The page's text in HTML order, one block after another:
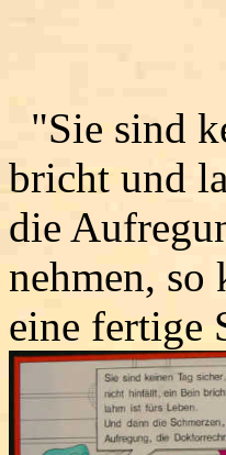
"Sie sind
bricht und
die
nehmen, so
eine fertige